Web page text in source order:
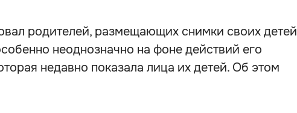
родителей, размещающих снимки своих детей
неоднозначно на фоне действий его
недавно показала лица их детей. Об этом